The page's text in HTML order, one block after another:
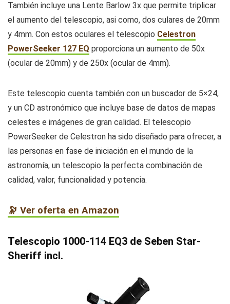
También incluye una Lente Barlow 3x que permite triplicar
el aumento del telescopio, asi como, dos culares de 20mm
y 4mm. Con estos oculares el telescopio Celestron
PowerSeeker 127 EQ proporciona un aumento de 50x
(ocular de 20mm) y de 250x (ocular de 4mm).
Este telescopio cuenta también con un buscador de 5×24,
y un CD astronómico que incluye base de datos de mapas
celestes e imágenes de gran calidad. El telescopio
PowerSeeker de Celestron ha sido diseñado para ofrecer, a
las personas en fase de iniciación en el mundo de la
astronomía, un telescopio la perfecta combinación de
calidad, valor, funcionalidad y potencia.
🔭 Ver oferta en Amazon
Telescopio 1000-114 EQ3 de Seben Star-
Sheriff incl.